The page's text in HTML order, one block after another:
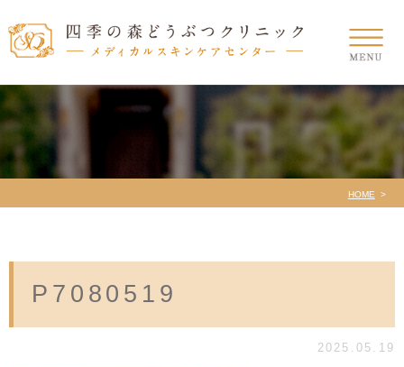
HOME
P7080519
2025.05.19